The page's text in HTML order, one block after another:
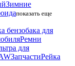
Зимние
показать еще
бензобака для
Ремни
для
ЗапчастиРейка